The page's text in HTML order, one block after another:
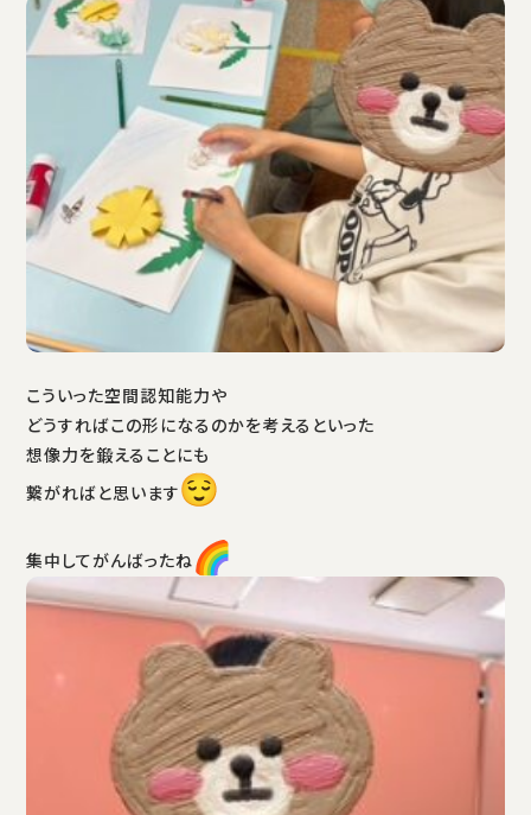
こういった空間認知能力や
どうすればこの形になるのかを考えるといった
想像力を鍛えることにも
繋がればと思います
集中してがんばったね